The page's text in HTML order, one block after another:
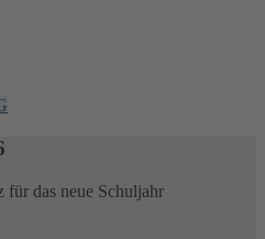
für das neue Schuljahr